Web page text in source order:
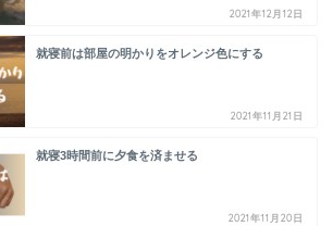
2021年12月12日
就寝前は部屋の明かりをオレンジ色にする
2021年11月21日
就寝3時間前に夕食を済ませる
2021年11月20日